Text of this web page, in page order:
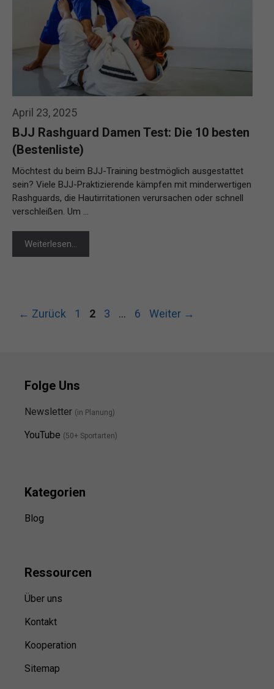
April 23, 2025
BJJ Rashguard Damen Test: Die 10 besten
(Bestenliste)
Möchtest du beim BJJ-Training bestmöglich ausgestattet
sein? Viele BJJ-Praktizierende kämpfen mit minderwertigen
Rashguards, die Hautirritationen verursachen oder schnell
verschleißen. Um …
Weiterlesen…
← Zurück Seite
1 Seite
2 Seite
3 … Seite
6 Weiter →
Folge Uns
Newsletter (in Planung)
YouTube (50+ Sportarten)
Kategorien
Blog
Ressourcen
Über uns
Kontakt
Kooperation
Sitemap